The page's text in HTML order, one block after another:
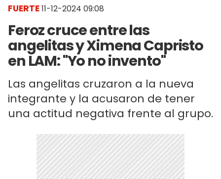
FUERTE11-12-2024 09:08
Feroz cruce entre las
angelitas y Ximena Capristo
en LAM: "Yo no invento"
Las angelitas cruzaron a la nueva
integrante y la acusaron de tener
una actitud negativa frente al grupo.